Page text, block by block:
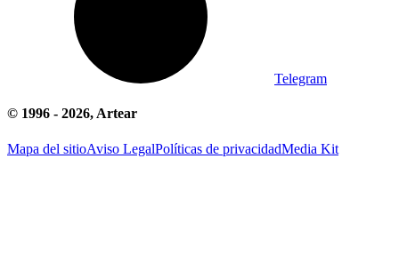
Telegram
© 1996 - 2026, Artear
Mapa del sitioAviso LegalPolíticas de privacidadMedia Kit